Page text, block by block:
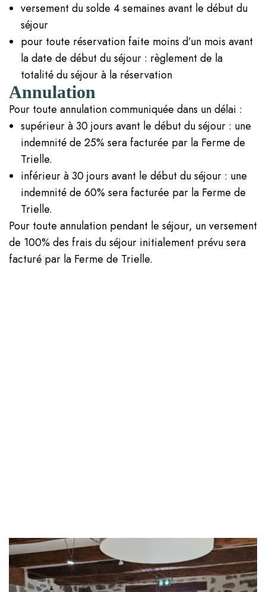
versement du solde 4 semaines avant le début du
séjour
pour toute réservation faite moins d’un mois avant
la date de début du séjour : règlement de la
totalité du séjour à la réservation
Annulation
Pour toute annulation communiquée dans un délai :
supérieur à 30 jours avant le début du séjour : une
indemnité de 25% sera facturée par la Ferme de
Trielle.
inférieur à 30 jours avant le début du séjour : une
indemnité de 60% sera facturée par la Ferme de
Trielle.
Pour toute annulation pendant le séjour, un versement
de 100% des frais du séjour initialement prévu sera
facturé par la Ferme de Trielle.